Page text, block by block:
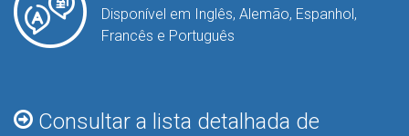
Disponível em Inglês, Alemão, Espanhol,
Francês e Português
Consultar a lista detalhada de